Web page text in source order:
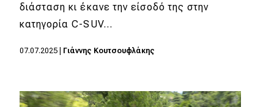
διάσταση κι έκανε την είσοδό της στην
κατηγορία C-SUV…
07.07.2025 Γιάννης Κουτσουφλάκης